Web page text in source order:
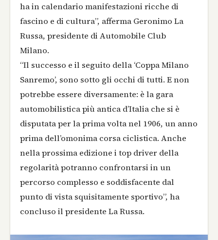
ha in calendario manifestazioni ricche di
fascino e di cultura”, afferma Geronimo La
Russa, presidente di Automobile Club
Milano.
“Il successo e il seguito della ‘Coppa Milano
Sanremo’, sono sotto gli occhi di tutti. E non
potrebbe essere diversamente: è la gara
automobilistica più antica d’Italia che si è
disputata per la prima volta nel 1906, un anno
prima dell’omonima corsa ciclistica. Anche
nella prossima edizione i top driver della
regolarità potranno confrontarsi in un
percorso complesso e soddisfacente dal
punto di vista squisitamente sportivo”, ha
concluso il presidente La Russa.